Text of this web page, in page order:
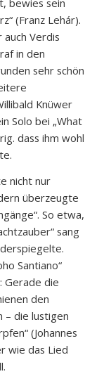
(Franz Lehár).
Verdis
in den
sehr schön
Knüwer
Solo bei „What
dass ihm wohl
nicht nur
überzeugte
So etwa,
sang
Santiano“
Gerade die
den
– die lustigen
(Johannes
wie das Lied